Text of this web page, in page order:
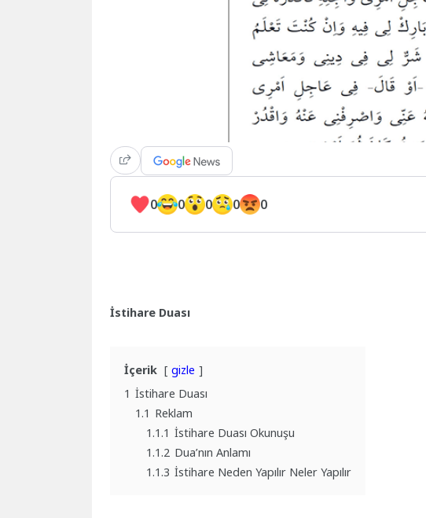
0 0 0 0 0
İstihare Duası
İçerik
gizle
1 İstihare Duası
1.1 Reklam
1.1.1 İstihare Duası Okunuşu
1.1.2 Dua’nın Anlamı
1.1.3 İstihare Neden Yapılır Neler Yapılır